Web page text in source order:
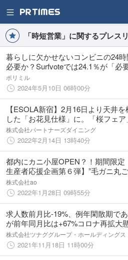
「時短営業」に関するプレス
暮らしに欠かせないコンビニの24
必要か？Surfvoteでは24.1％が「必
する一方、50％が「コンビニは一部
24時間営業で、そうでない店があっ
い」と回答。
ポリミル
2024年5月10日 06時00分
【ESOLA新宿】2月16日より天井
した「お花見仕様」に。「桜フェ
生ハム or ガーリックトーストの「て
り」スタート！
株式会社パートナーズダイニング
2022年2月14日 13時40分
都内にカニ小屋OPEN？！期間限定
生産者応援企画第６弾】”毛ガニ丸
付”『本ズワイガニ』『花咲ガニ』『
グロ』の超絶贅沢食べ放題
株式会社ao
2022年1月28日 09時55分
求人数前月比-19%、例年閑散期で
が前年同月比は+67%コロナ再拡大
継続した外出控え、飲食店時短営業
株式会社ツナググループ・ホールディングス
2021年11月18日 11時00分